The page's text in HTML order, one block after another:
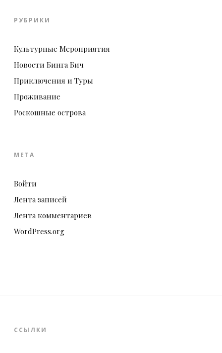
РУБРИКИ
Культурные Мероприятия
Новости Бинга Бич
Приключения и Туры
Проживание
Роскошные острова
МЕТА
Войти
Лента записей
Лента комментариев
WordPress.org
ССЫЛКИ